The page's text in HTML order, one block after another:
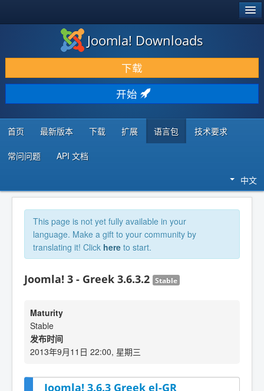
下载 & 扩展
发现 & 学习
社区 & 支持
开发者资源
Joomla! Downloads
下载
开始
首页 最新版本 下载 扩展 语言包 技术要求
常问问题 API 文档
中文
This page is not yet fully available in your
language. Make a gift to your community by
translating it! Click here to start.
Joomla! 3 - Greek 3.6.3.2 Stable
Maturity
Stable
发布时间
2013年9月11日 22:00, 星期三
Joomla! 3.6.3 Greek el-GR